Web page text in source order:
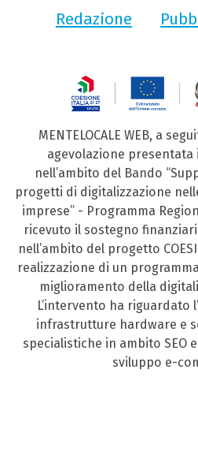
Redazione
MENTELOCALE WEB, a
agevolazione presentata
nell’ambito del Bando
progetti di digitalizzazione
imprese” - Programma
ricevuto il sostegno
nell’ambito del progetto
realizzazione di un
miglioramento della
L’intervento ha riguardato
infrastrutture hardware e
specialistiche in ambito SEO
sviluppo e-